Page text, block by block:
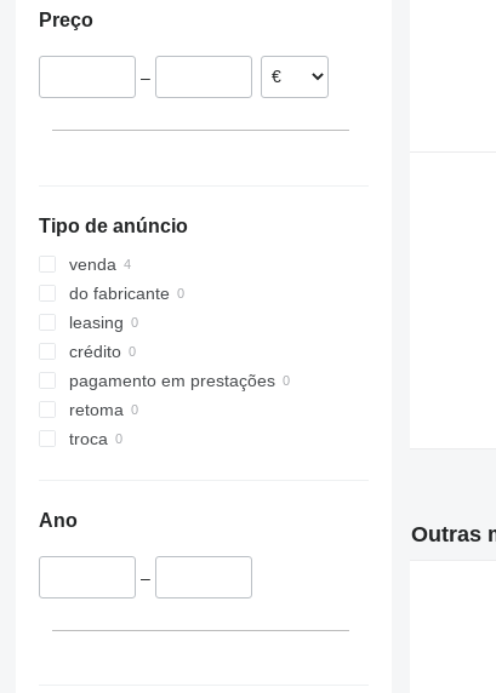
Itália
Preço
–
Tipo de anúncio
venda
do fabricante
leasing
crédito
pagamento em prestações
retoma
troca
Ano
–
Outras